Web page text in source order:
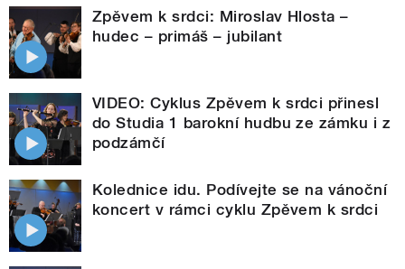
Zpěvem k srdci: Miroslav Hlosta –
hudec – primáš – jubilant
VIDEO: Cyklus Zpěvem k srdci přinesl
do Studia 1 barokní hudbu ze zámku i z
podzámčí
Kolednice idu. Podívejte se na vánoční
koncert v rámci cyklu Zpěvem k srdci